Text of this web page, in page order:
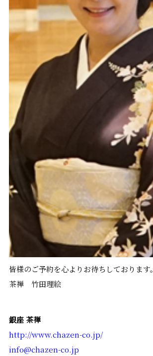
皆様のご予約を心よりお待ちしております。
茶禅 竹田理絵
銀座 茶禅
http://www.chazen-co.jp/
info@chazen-co.jp